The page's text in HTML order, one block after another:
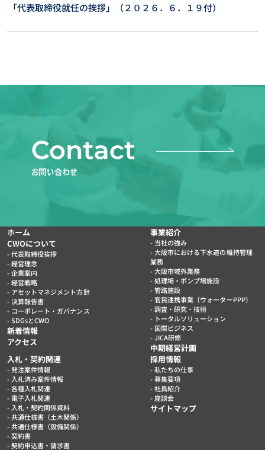
「代表取締役就任の挨拶」（２０２６．６．１９付）
ホーム
CWOについて
代表取締役挨拶
経営理念
企業案内
経営戦略
アセットマネジメント方針
決算報告書
コーポレート・ガバナンス
SDGsとCWO
新着情報
アクセス
事業紹介
当社の強み
大阪市における下水道の維持管理
業務
大阪市域外業務
処理場・ポンプ場施設
管路施設
官民連携事業（ウォーターPPP）
調査・研究・技術
トータルソリューション
国際ビジネス
JICA研修
中期経営計画
入札・契約関連
発注案件情報
入札済み案件情報
各種入札関連
電子入札関連
入札・契約関係資料
共通仕様書（土木関係）
共通仕様書（設備関係）
契約書
契約申込書・請求書
採用情報
私たちの仕事
募集要項
社員紹介
座談会
サイトマップ